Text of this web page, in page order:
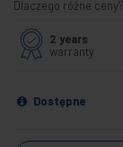
Dlaczego różne
2 years
warranty
Dostępne